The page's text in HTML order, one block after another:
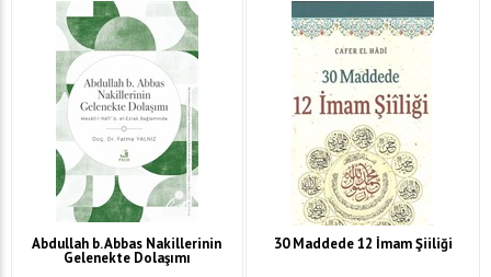
Abdullah b. Abbas Nakillerinin
Gelenekte Dolaşımı
30 Maddede 12 İmam Şiiliği